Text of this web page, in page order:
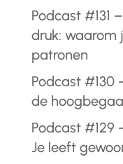
Podcast #131
druk: waarom
patronen
Podcast #130
de
Podcast #129
Je leeft